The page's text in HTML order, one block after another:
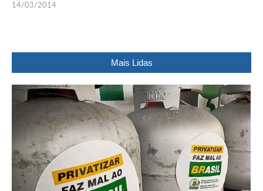
14/03/2014
Mais Lidas